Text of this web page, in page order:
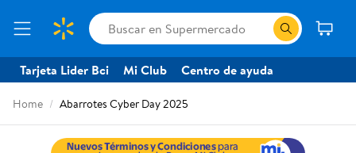
Tarjeta Lider Bci Mi Club Centro de ayuda
Home Abarrotes Cyber Day 2025